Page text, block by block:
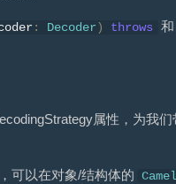
: Decoder) throws 和
属性，为我
，可以在对象/结构体的 Camel